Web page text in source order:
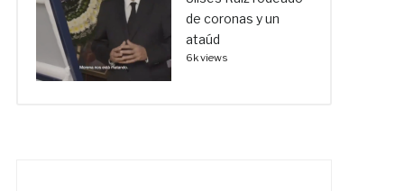
de coronas y un
ataúd
6k views